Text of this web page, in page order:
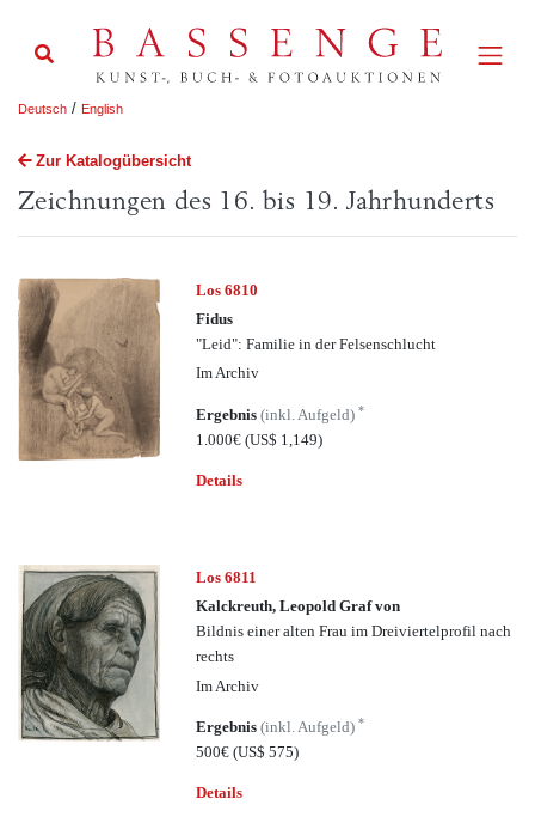
Deutsch / English
Zur Katalogübersicht
Zeichnungen des 16. bis 19. Jahrhunderts
Los 6810
Fidus
"Leid": Familie in der Felsenschlucht
Im Archiv
Ergebnis(inkl. Aufgeld)*
1.000€(US$ 1,149)
Details
Los 6811
Kalckreuth, Leopold Graf von
Bildnis einer alten Frau im Dreiviertelprofil nach
rechts
Im Archiv
Ergebnis(inkl. Aufgeld)*
500€(US$ 575)
Details